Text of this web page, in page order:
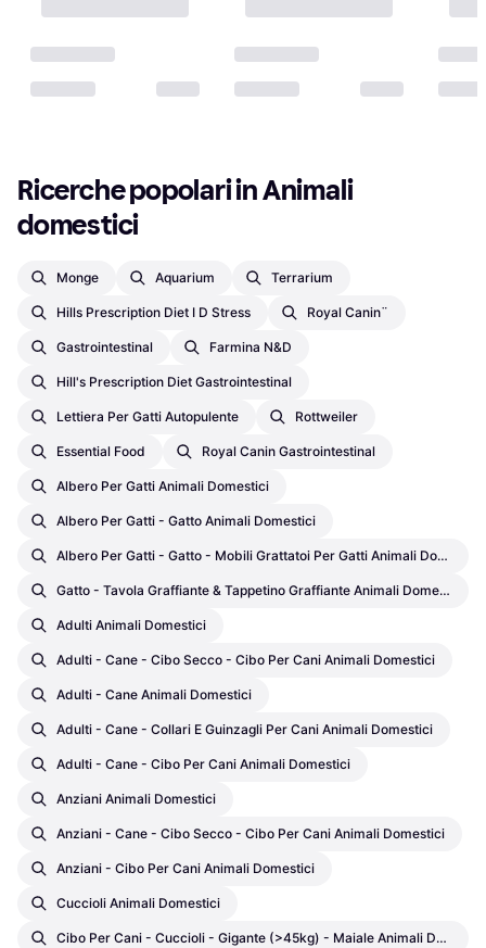
Ricerche popolari in Animali
domestici
Monge Aquarium Terrarium
Hills Prescription Diet I D Stress Royal Canin¨
Gastrointestinal Farmina N&d
Hill's Prescription Diet Gastrointestinal
Lettiera Per Gatti Autopulente Rottweiler
Essential Food Royal Canin Gastrointestinal
Albero Per Gatti Animali Domestici
Albero Per Gatti - Gatto Animali Domestici
Albero Per Gatti - Gatto - Mobili Grattatoi Per Gatti Animali Domestici
Gatto - Tavola Graffiante & Tappetino Graffiante Animali Domestici
Adulti Animali Domestici
Adulti - Cane - Cibo Secco - Cibo Per Cani Animali Domestici
Adulti - Cane Animali Domestici
Adulti - Cane - Collari E Guinzagli Per Cani Animali Domestici
Adulti - Cane - Cibo Per Cani Animali Domestici
Anziani Animali Domestici
Anziani - Cane - Cibo Secco - Cibo Per Cani Animali Domestici
Anziani - Cibo Per Cani Animali Domestici
Cuccioli Animali Domestici
Cibo Per Cani - Cuccioli - Gigante (>45kg) - Maiale Animali Domestici